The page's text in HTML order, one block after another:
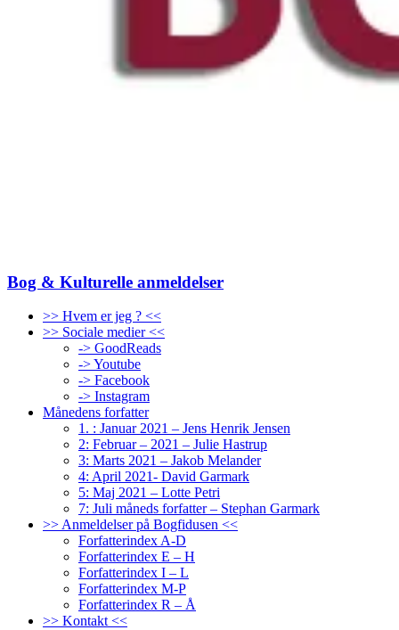
Bog & Kulturelle anmeldelser
>> Hvem er jeg ? <<
>> Sociale medier <<
-> GoodReads
-> Youtube
-> Facebook
-> Instagram
Månedens forfatter
1. : Januar 2021 – Jens Henrik Jensen
2: Februar – 2021 – Julie Hastrup
3: Marts 2021 – Jakob Melander
4: April 2021- David Garmark
5: Maj 2021 – Lotte Petri
7: Juli måneds forfatter – Stephan Garmark
>> Anmeldelser på Bogfidusen <<
Forfatterindex A-D
Forfatterindex E – H
Forfatterindex I – L
Forfatterindex M-P
Forfatterindex R – Å
>> Kontakt <<